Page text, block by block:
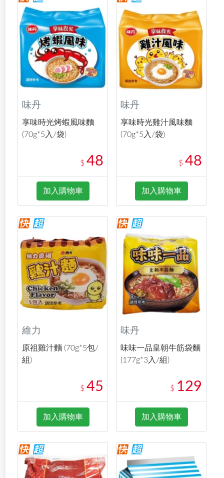
味丹
享味時光烤蝦風味麵
(70g*5入/袋)
$ 48
加入購物車
味丹
享味時光雞汁風味麵
(70g*5入/袋)
$ 48
加入購物車
維力
原祖雞汁麵 (70g*5包/
組)
$ 45
加入購物車
味丹
味味一品皇朝牛筋袋麵
(177g*3入/組)
$ 129
加入購物車